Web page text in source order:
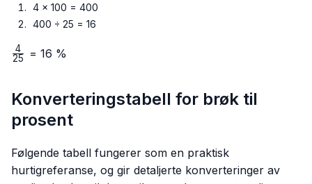
4 × 100 = 400
400 ÷ 25 = 16
\frac{4}
25
4 = 16 %
Konverteringstabell for brøk til
prosent
Følgende tabell fungerer som en praktisk
hurtigreferanse, og gir detaljerte konverteringer av